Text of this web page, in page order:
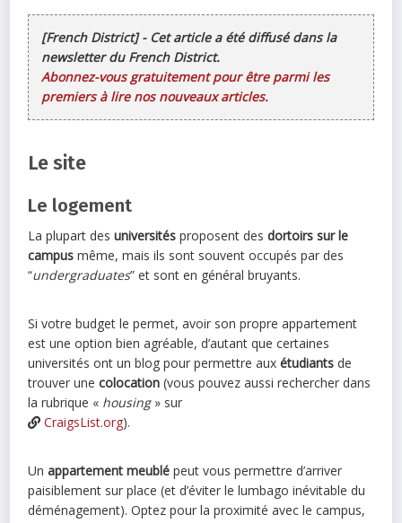
[French District] - Cet article a été diffusé dans la
newsletter du French District.
Abonnez-vous gratuitement pour être parmi les
premiers à lire nos nouveaux articles.
Le site
Le logement
La plupart desuniversités proposent desdortoirs sur le
campus même, mais ils sont souvent occupés par des
“undergraduates” et sont en général bruyants.
Si votre budget le permet, avoir son propre appartement
est une option bien agréable, d’autant que certaines
universités ont un blog pour permettre auxétudiants de
trouver unecolocation (vous pouvez aussi rechercher dans
la rubrique « housing» sur
CraigsList.org).
Unappartement meublé peut vous permettre d’arriver
paisiblement sur place (et d’éviter le lumbago inévitable du
déménagement). Optez pour la proximité avec le campus,